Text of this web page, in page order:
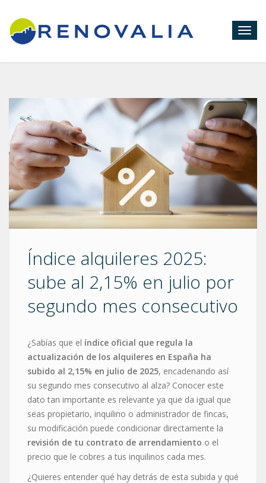
Índice alquileres 2025:
sube al 2,15% en julio por
segundo mes consecutivo
¿Sabías que el índice oficial que regula la
actualización de los alquileres en España ha
subido al 2,15% en julio de 2025, encadenando así
su segundo mes consecutivo al alza? Conocer este
dato tan importante es relevante ya que da igual que
seas propietario, inquilino o administrador de fincas,
su modificación puede condicionar directamente la
revisión de tu contrato de arrendamiento o el
precio que le cobres a tus inquilinos cada mes.
¿Quieres entender qué hay detrás de esta subida y qué